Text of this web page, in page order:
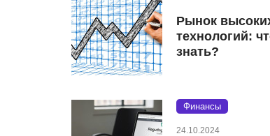
Рынок
технологий:
знать?
Финансы
24.10.2024